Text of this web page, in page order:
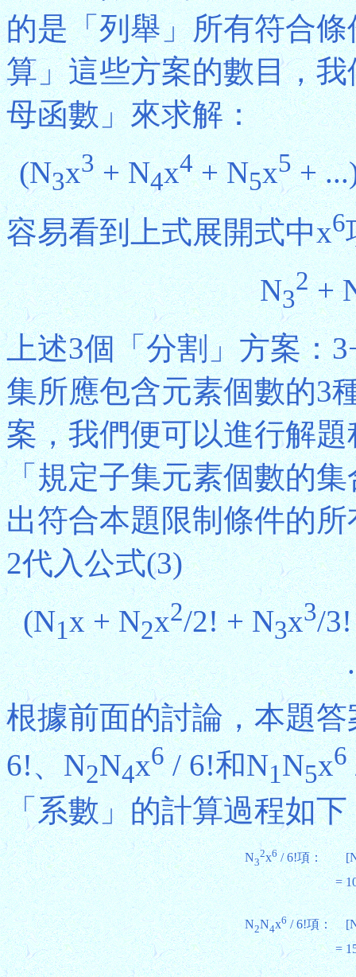
的是「列舉」所有符合
算」這些方案的數目，
母函數」來求解：
(N3x3+ N4x4+ N5x5+
容易看到上式展開式中x6
N3
2+
上述3個「分割」方案：
集所應包含元素個數的3
案，我們便可以進行解
「規定子集元素個數的
出符合本題限制條件的
2代入公式(3)
(N1x + N2x2/2! + N3x3/
根據前面的討論，本題
6!、N2N4x6/ 6!和N1N5x6
「系數」的計算過程如下
N3
2x6/ 6!項：
=
N2N4x6/ 6!項：
=